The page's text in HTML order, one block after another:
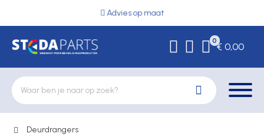
Advies op maat
0
€ 0,00
Deurbeslag
Deurdrangers